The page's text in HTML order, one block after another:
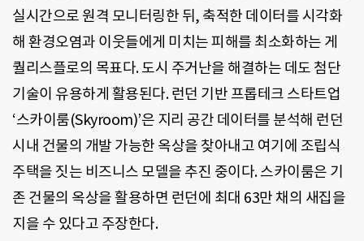
실시간으로 원격 모니터링한 뒤, 축적한 데이터를 시각화
해 환경오염과 이웃들에게 미치는 피해를 최소화하는 게
퀄리스플로의 목표다. 도시 주거난을 해결하는 데도 첨단
기술이 유용하게 활용된다. 런던 기반 프롭테크 스타트업
‘스카이룸(Skyroom)’은 지리 공간 데이터를 분석해 런던
시내 건물의 개발 가능한 옥상을 찾아내고 여기에 조립식
주택을 짓는 비즈니스 모델을 추진 중이다. 스카이룸은 기
존 건물의 옥상을 활용하면 런던에 최대 63만 채의 새집을
지을 수 있다고 주장한다.